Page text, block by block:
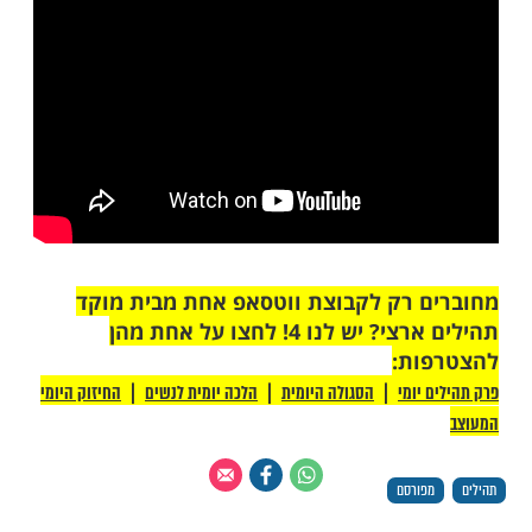
י-ה, ולמוות לא נתנני".
חזק ויאמץ ליבך".
יעשה יצליח".
לי, ומנוס ביום צר לי".
אקרא והוא יושיעני".